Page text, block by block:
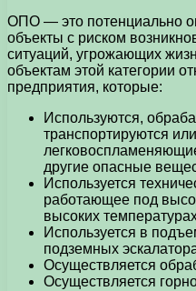
ОПО — это потенциально
объекты с риском
ситуаций, угрожающих
объектам этой категории
предприятия, которые:
Используются,
транспортируются
другие опасные
Используется
работающее под
высоких
Используется в
подземных
Осуществляется
Осуществляется